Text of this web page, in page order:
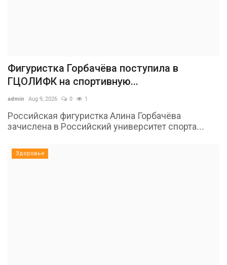
Фигуристка Горбачёва поступила в
ГЦОЛИФК на спортивную...
admin Aug 9, 2026 0 1
Российская фигуристка Алина Горбачёва
зачислена в Российский университет спорта...
Здоровье